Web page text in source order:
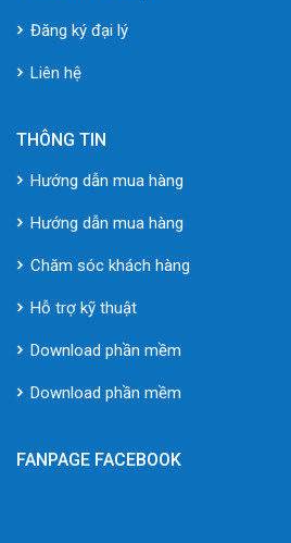
Đăng ký đại lý
Liên hệ
THÔNG TIN
Hướng dẫn mua hàng
Hướng dẫn mua hàng
Chăm sóc khách hàng
Hỗ trợ kỹ thuật
Download phần mềm
Download phần mềm
FANPAGE FACEBOOK